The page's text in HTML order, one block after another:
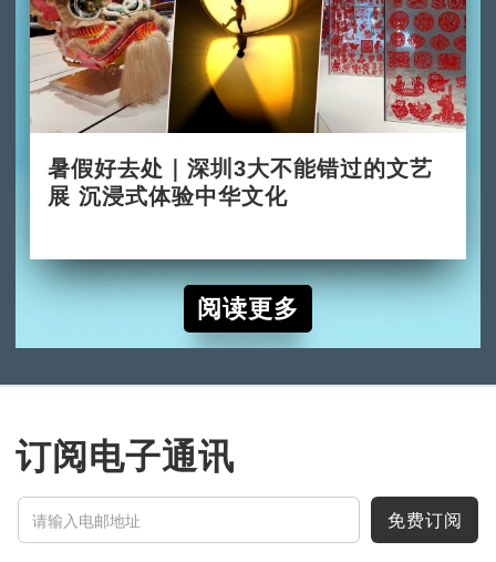
暑假好去处｜深圳3大不能错过的文艺
展 沉浸式体验中华文化
阅读更多
订阅电子通讯
免费订阅